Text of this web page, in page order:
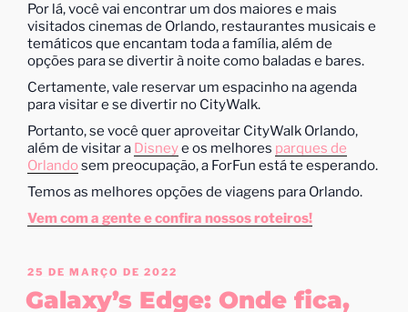
Por lá, você vai encontrar um dos maiores e mais
visitados cinemas de Orlando, restaurantes musicais e
temáticos que encantam toda a família, além de
opções para se divertir à noite como baladas e bares.
Certamente, vale reservar um espacinho na agenda
para visitar e se divertir no CityWalk.
Portanto, se você quer aproveitar CityWalk Orlando,
além de visitar a Disneye os melhores parques de
Orlandosem preocupação, a ForFun está te esperando.
Temos as melhores opções de viagens para Orlando.
Vem com a gente e confira nossos roteiros!
25 DE MARÇO DE 2022
Galaxy’s Edge: Onde fica,